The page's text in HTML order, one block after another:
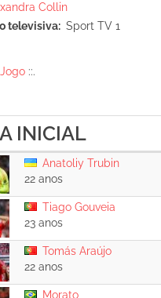
Collin
televisiva
Sport TV 1
::.
INICIAL
Anatoliy Trubin
22 anos
Tiago Gouveia
23 anos
Tomás Araújo
22 anos
Morato